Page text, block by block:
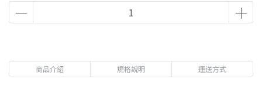
商品介紹 規格說明 運送方式